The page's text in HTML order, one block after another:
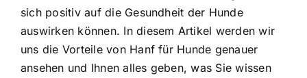
sich positiv auf die Gesundheit der Hunde
auswirken können. In diesem Artikel werden wir
uns die Vorteile von Hanf für Hunde genauer
ansehen und Ihnen alles geben, was Sie wissen